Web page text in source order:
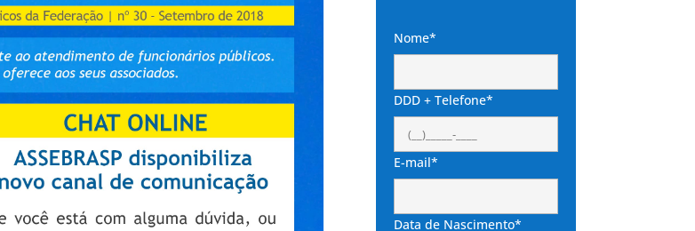
Nome*
DDD + Telefone*
E-mail*
Data de Nascimento*